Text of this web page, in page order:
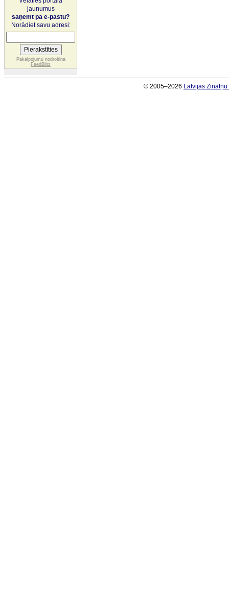
jaunumus
saņemt pa e-pastu?
Norādiet savu adresi:
Pakalpojumu nodrošina
FeedBlitz
© 2005–2026 Latvijas